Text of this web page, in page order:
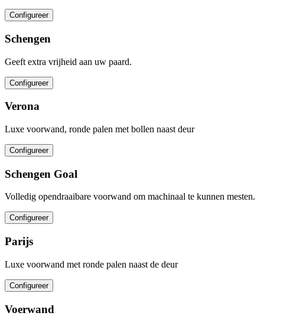
Configureer
Schengen
Geeft extra vrijheid aan uw paard.
Configureer
Verona
Luxe voorwand, ronde palen met bollen naast deur
Configureer
Schengen Goal
Volledig opendraaibare voorwand om machinaal te kunnen mesten.
Configureer
Parijs
Luxe voorwand met ronde palen naast de deur
Configureer
Voerwand